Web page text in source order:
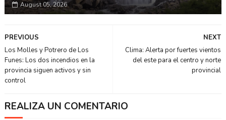
August 05, 2026
NEXT
Clima: Alerta por fuertes vientos
del este para el centro y norte
provincial
PREVIOUS
Los Molles y Potrero de Los
Funes: Los dos incendios en la
provincia siguen activos y sin
control
REALIZA UN COMENTARIO